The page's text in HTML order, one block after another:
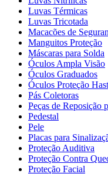
Luvas Térmicas
Luvas Tricotada
Macacões de
Manguitos Proteção
Máscaras para Solda
Óculos Ampla Visão
Óculos Graduados
Óculos Proteção
Pás Coletoras
Peças de Reposição
Pedestal
Pele
Placas para
Proteção Auditiva
Proteção Contra
Proteção Facial